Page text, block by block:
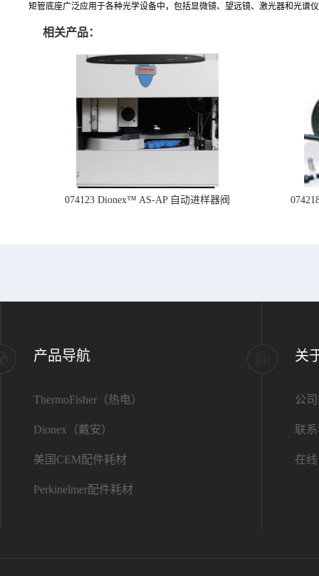
矩管底座广泛应用于各种光学设备中，包括显微镜、望远镜、激光器和光谱
相关产品：
074123 Dionex™ AS-AP 自动进样器阀
产品导航
ThermoFisher（热电）
Dionex（戴安）
美国CEM配件耗材
Perkinelmer配件耗材
关
公
联
在